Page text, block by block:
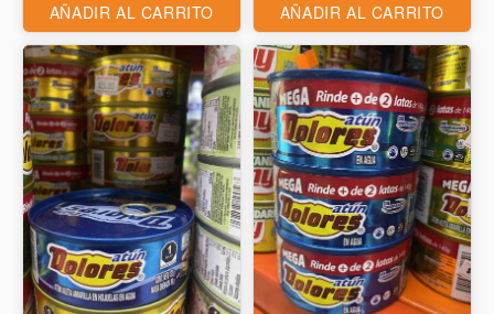
AÑADIR AL CARRITO AÑADIR AL CARRITO